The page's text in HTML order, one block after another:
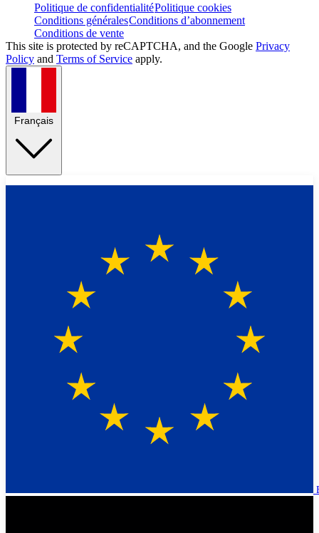
Politique de confidentialitéPolitique cookies
Conditions généralesConditions d’abonnement
Conditions de vente
This site is protected by reCAPTCHA, and the Google Privacy
Policy and Terms of Service apply.
Français